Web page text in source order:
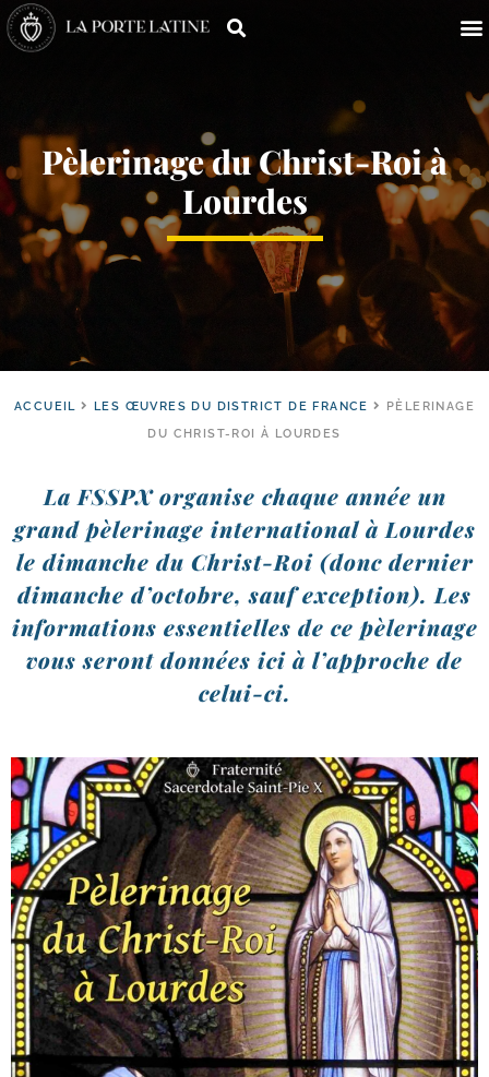
Pèlerinage du Christ-​Roi à
Lourdes
ACCUEIL LES ŒUVRES DU DISTRICT DE FRANCE
PÈLERINAGE
DU CHRIST-ROI À LOURDES
La FSSPX orga­nise chaque année un
grand pèle­ri­nage inter­na­tio­nal à Lourdes
le dimanche du Christ-​Roi (donc der­nier
dimanche d’oc­tobre, sauf excep­tion). Les
infor­ma­tions essen­tielles de ce pèle­ri­nage
vous seront don­nées ici à l’ap­proche de
celui-ci.